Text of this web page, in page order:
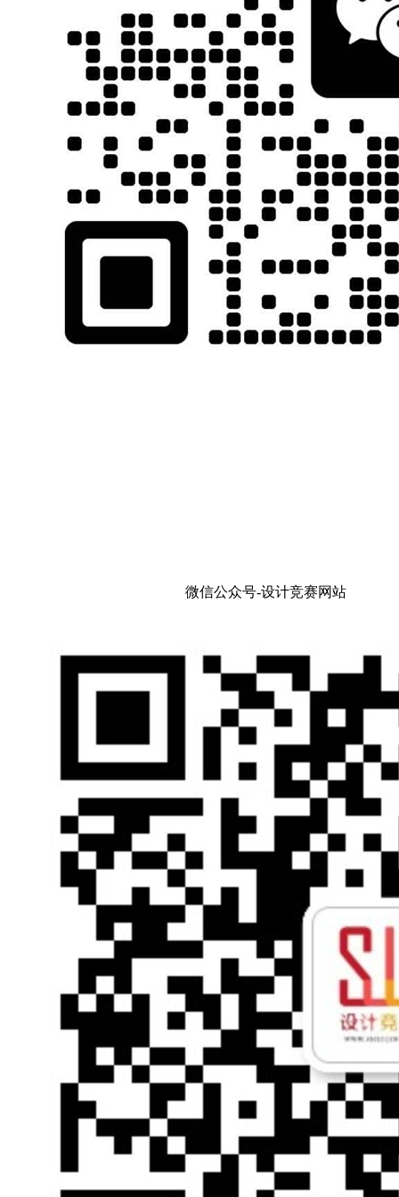
微信公众号-设计竞赛网站